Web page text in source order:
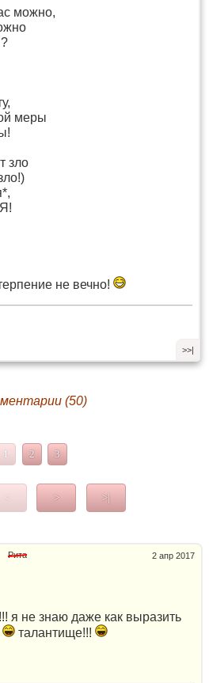
можно,
меры
зло
не вечно!
>>|
(50)
1 2 3
< > >|
2 апр 2017
Рита
я не знаю даже как выразить
талантище!!!